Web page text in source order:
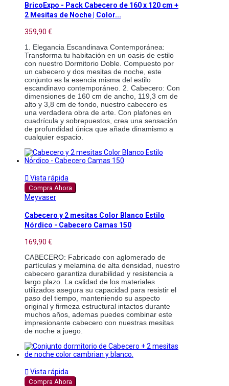
BricoExpo - Pack Cabecero de 160 x 120 cm +
2 Mesitas de Noche | Color...
359,90 €
1. Elegancia Escandinava Contemporánea:
Transforma tu habitación en un oasis de estilo
con nuestro Dormitorio Doble. Compuesto por
un cabecero y dos mesitas de noche, este
conjunto es la esencia misma del estilo
escandinavo contemporáneo. 2. Cabecero: Con
dimensiones de 160 cm de ancho, 119,3 cm de
alto y 3,8 cm de fondo, nuestro cabecero es
una verdadera obra de arte. Con plafones en
cuadrícula y sobrepuestos, crea una sensación
de profundidad única que añade dinamismo a
cualquier espacio.
 Vista rápida
Compra Ahora
Meyvaser
Cabecero y 2 mesitas Color Blanco Estilo
Nórdico - Cabecero Camas 150
169,90 €
CABECERO: Fabricado con aglomerado de
partículas y melamina de alta densidad, nuestro
cabecero garantiza durabilidad y resistencia a
largo plazo. La calidad de los materiales
utilizados asegura su capacidad para resistir el
paso del tiempo, manteniendo su aspecto
original y firmeza estructural intactos durante
muchos años, ademas puedes combinar este
impresionante cabecero con nuestras mesitas
de noche a juego.
 Vista rápida
Compra Ahora